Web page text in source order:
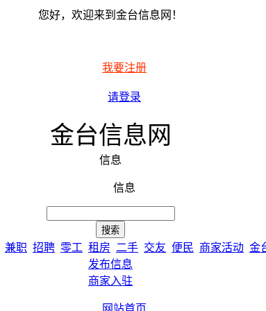
您好，欢迎来到金台信息网！
我要注册
请登录
金台信息网
信息
信息
兼职 招聘 零工 租房 二手 交友 便民 商家活动 金
发布信息
商家入驻
网站首页